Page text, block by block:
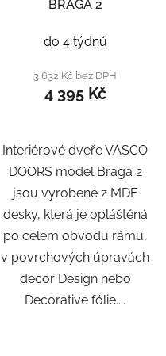
BRAGA 2
do 4 týdnů
3 632 Kč bez DPH
4 395 Kč
Interiérové dveře VASCO
DOORS model Braga 2
jsou vyrobené z MDF
desky, která je opláštěná
po celém obvodu rámu,
v povrchových úpravách
decor Design nebo
Decorative fólie....